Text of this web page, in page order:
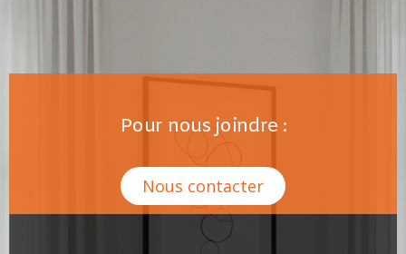
Pour nous joindre :
Nous contacter